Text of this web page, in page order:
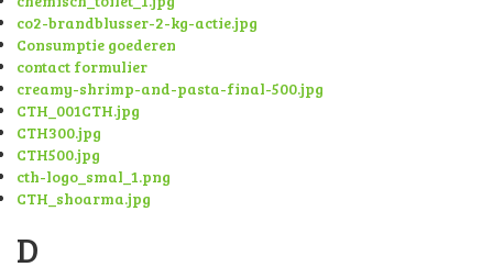
co2-brandblusser-2-kg-actie.jpg
Consumptie goederen
contact formulier
creamy-shrimp-and-pasta-final-500.jpg
CTH_001CTH.jpg
CTH300.jpg
CTH500.jpg
cth-logo_smal_1.png
CTH_shoarma.jpg
D